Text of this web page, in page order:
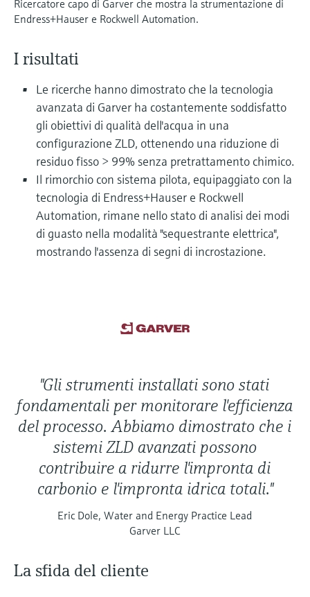
specifiche sul prodotto
Trova i ricambi giusti
Trova i ricambi per codice prodotto, codice
ordine o numero di serie
microonde
della pressione
Visualizza tutti
microonde
dell'eccellenza operativa e dei
Ricercatore capo di Garver che mostra la strumentazione di
Endress+Hauser e Rockwell Automation.
I risultati
Le ricerche hanno dimostrato che la tecnologia
avanzata di Garver ha costantemente soddisfatto
gli obiettivi di qualità dell'acqua in una
configurazione ZLD, ottenendo una riduzione di
residuo fisso > 99% senza pretrattamento chimico.
Il rimorchio con sistema pilota, equipaggiato con la
tecnologia di Endress+Hauser e Rockwell
Automation, rimane nello stato di analisi dei modi
di guasto nella modalità "sequestrante elettrica",
mostrando l'assenza di segni di incrostazione.
"Gli strumenti installati sono stati
fondamentali per monitorare l'efficienza
del processo. Abbiamo dimostrato che i
sistemi ZLD avanzati possono
contribuire a ridurre l'impronta di
carbonio e l'impronta idrica totali."
Eric Dole, Water and Energy Practice Lead
Garver LLC
La sfida del cliente